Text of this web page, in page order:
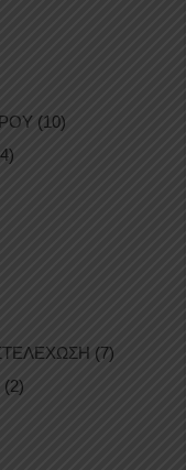
(10)
(7)
(2)